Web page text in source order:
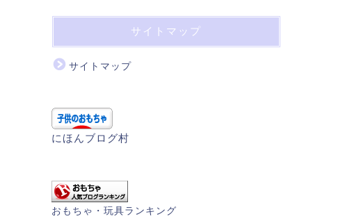
サイトマップ
サイトマップ
にほんブログ村
おもちゃ・玩具ランキング